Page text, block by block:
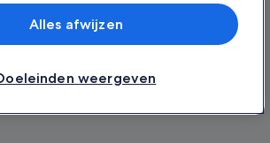
weergeven
Alles afwijzen